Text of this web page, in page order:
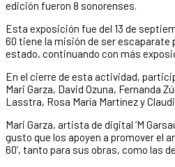
edición fueron 8 sonorenses.
Esta exposición fue del 13 de
60 tiene la misión de ser escaparate
estado, continuando con más
En el cierre de esta actividad,
Mari Garza, David Ozuna, Fernanda
Lasstra, Rosa María Martínez y
Mari Garza, artista de digital ‘M
gusto que los apoyen a promover el
60’, tanto para sus obras, como las